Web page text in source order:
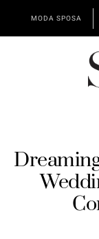
MODA SPOSA